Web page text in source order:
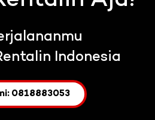
Indonesia
0818883053